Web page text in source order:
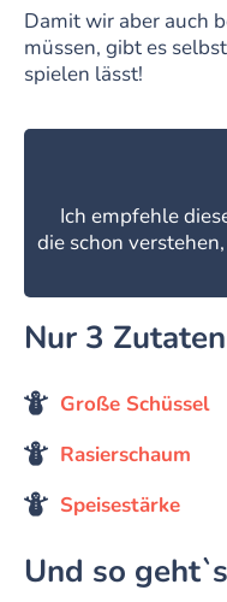
Damit wir aber auch
müssen, gibt es
spielen lässt!
Ich empfehle
die schon
Nur 3
Große Schüssel
Rasierschaum
Speisestärke
Und so geht`s